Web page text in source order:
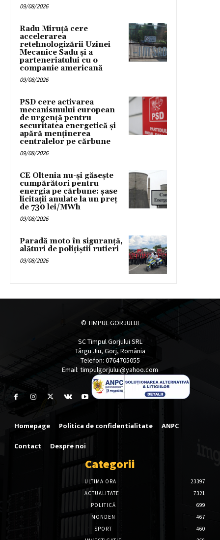
09/08/2026
Radu Miruță cere
accelerarea
retehnologizării Uzinei
Mecanice Sadu și a
parteneriatului cu o
companie americană
09/08/2026
PSD cere activarea
mecanismului european
de urgență pentru
securitatea energetică și
apără menținerea
centralelor pe cărbune
09/08/2026
CE Oltenia nu-și găsește
cumpărători pentru
energia pe cărbune: șase
licitații anulate la un preț
de 730 lei/MWh
09/08/2026
Paradă moto în siguranță,
alături de polițiștii rutieri
09/08/2026
© TIMPUL GORJULUI
SC Timpul Gorjului SRL
Târgu Jiu, Gorj, România
Telefon: 0764705055
Email: timpulgorjului@yahoo.com
Homepage Politica de confidentialitate ANPC
Contact Despre noi
Categorii
ULTIMA ORA
23397
ACTUALITATE
7321
POLITICĂ
699
MONDEN
467
SPORT
460